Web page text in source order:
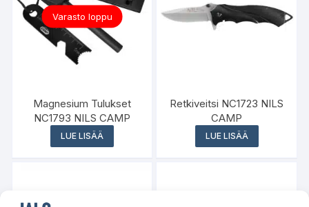
Varasto loppu
Magnesium Tulukset
NC1793 NILS CAMP
LUE LISÄÄ
Retkiveitsi NC1723 NILS
CAMP
LUE LISÄÄ